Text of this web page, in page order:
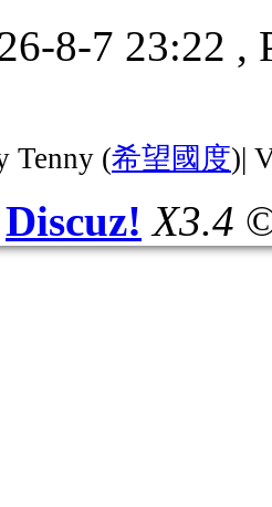
8-7 23:22 ,
Tenny (希望國度)|
Discuz! X3.4